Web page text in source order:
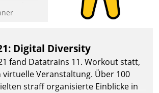
und -Digital Diversity
fand Datatrains 11. Workout statt,
virtuelle Veranstaltung. Über 100
straff organisierte Einblicke in